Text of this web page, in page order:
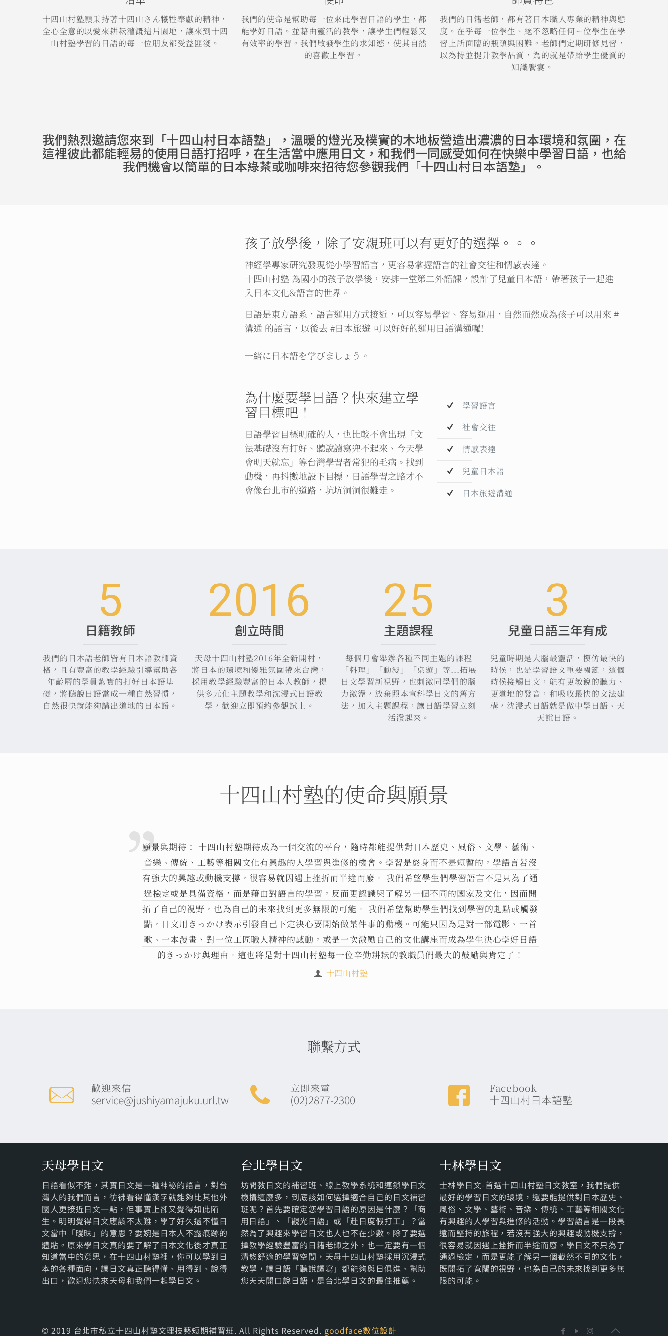
十四山村塾願秉持著十四山さん犧牲奉獻的精神，
全心全意的以愛來耕耘灌溉這片園地，讓來到十四
山村塾學習的日語的每一位朋友都受益匪淺。
我們的使命是幫助每一位來此學習日語的學生，都
能學好日語。並藉由靈活的教學，讓學生們輕鬆又
有效率的學習。我們啟發學生的求知慾，使其自然
的喜歡上學習。
我們的日籍老師，都有著日本職人專業的精神與態
度。在乎每一位學生、絕不忽略任何ㄧ位學生在學
習上所面臨的瓶頸與困難。老師們定期研修見習，
以為持並提升教學品質，為的就是帶給學生優質的
知識饗宴。
我們熱烈邀請您來到「十四山村日本語塾」，溫暖的燈光及樸實的木地板營造出濃濃的日本環境和氛圍，在
這裡彼此都能輕易的使用日語打招呼，在生活當中應用日文，和我們一同感受如何在快樂中學習日語，也給
我們機會以簡單的日本綠茶或咖啡來招待您參觀我們「十四山村日本語塾」。
孩子放學後，除了安親班可以有更好的選擇。。。
神經學專家研究發現從小學習語言，更容易掌握語言的社會交往和情感表達。
十四山村塾 為國小的孩子放學後，安排一堂第二外語課，設計了兒童日本語，帶著孩子一起進
入日本文化&語言的世界。
日語是東方語系，語言運用方式接近，可以容易學習、容易運用，自然而然成為孩子可以用來 #
溝通 的語言，以後去 #日本旅遊 可以好好的運用日語溝通囉!
一緒に日本語を学びましょう。
為什麼要學日語？快來建立學
習目標吧！
日語學習目標明確的人，也比較不會出現「文
法基礎沒有打好、聽說讀寫兜不起來、今天學
會明天就忘」等台灣學習者常犯的毛病。找到
動機，再抖擻地設下目標，日語學習之路才不
會像台北市的道路，坑坑洞洞很難走。
學習語言
社會交往
情感表達
兒童日本語
日本旅遊溝通
5
日籍教師
我們的日本語老師皆有日本語教師資
格，且有豐富的教學經驗引導幫助各
年齡層的學員紮實的打好日本語基
礎，將聽說日語當成一種自然習慣，
自然很快就能夠講出道地的日本語。
2016
創立時間
天母十四山村塾2016年全新開村，
將日本的環境和優雅氛圍帶來台灣，
採用教學經驗豐富的日本人教師，提
供多元化主題教學和沈浸式日語教
學，歡迎立即預約參觀試上。
25
主題課程
每個月會舉辦各種不同主題的課程
「料理」「動漫」「桌遊」等...拓展
日文學習新視野，也刺激同學們的腦
力激盪，放棄照本宣科學日文的舊方
法，加入主題課程，讓日語學習立刻
活潑起來。
3
兒童日語三年有成
兒童時期是大腦最靈活，模仿最快的
時候，也是學習語文重要關鍵，這個
時候接觸日文，能有更敏銳的聽力、
更道地的發音，和吸收最快的文法建
構，沈浸式日語就是做中學日語、天
天說日語。
十四山村塾的使命與願景
願景與期待： 十四山村塾期待成為一個交流的平台，隨時都能提供對日本歷史、風俗、文學、藝術、
音樂、傳統、工藝等相關文化有興趣的人學習與進修的機會。學習是終身而不是短暫的，學語言若沒
有強大的興趣或動機支撐，很容易就因遇上挫折而半途而廢。 我們希望學生們學習語言不是只為了通
過檢定或是具備資格，而是藉由對語言的學習，反而更認識與了解另一個不同的國家及文化，因而開
拓了自己的視野，也為自己的未來找到更多無限的可能。 我們希望幫助學生們找到學習的起點或觸發
點，日文用きっかけ表示引發自己下定決心要開始做某件事的動機。可能只因為是對一部電影、一首
歌、一本漫畫、對一位工匠職人精神的感動，或是一次激勵自己的文化講座而成為學生決心學好日語
的きっかけ與理由。這也將是對十四山村塾每一位辛勤耕耘的教職員們最大的鼓勵與肯定了！
十四山村塾
聯繫方式
歡迎來信
service@jushiyamajuku.url.tw
立即來電
(02)2877-2300
Facebook
十四山村日本語塾
天母學日文
日語看似不難，其實日文是一種神秘的語言，對台
灣人的我們而言，彷彿看得懂漢字就能夠比其他外
國人更接近日文一點，但事實上卻又覺得如此陌
生。明明覺得日文應該不太難，學了好久還不懂日
文當中「曖昧」的意思？委婉是日本人不露痕跡的
體貼。原來學日文真的要了解了日本文化後才真正
知道當中的意思，在十四山村塾裡，你可以學到日
本的各種面向，讓日文真正聽得懂、用得到、說得
出口，歡迎您快來天母和我們一起學日文。
台北學日文
坊間教日文的補習班、線上教學系統和連鎖學日文
機構這麼多，到底該如何選擇適合自己的日文補習
班呢？首先要確定您學習日語的原因是什麼？「商
用日語」、「觀光日語」或「赴日度假打工」？當
然為了興趣來學習日文也人也不在少數。除了要選
擇教學經驗豐富的日籍老師之外，也一定要有一個
清悠舒適的學習空間，天母十四山村塾採用沉浸式
教學，讓日語「聽說讀寫」都能夠與日俱進、幫助
您天天開口說日語，是台北學日文的最佳推薦。
士林學日文
士林學日文-首選十四山村塾日文教室，我們提供
最好的學習日文的環境，還要能提供對日本歷史、
風俗、文學、藝術、音樂、傳統、工藝等相關文化
有興趣的人學習與進修的活動。學習語言是一段長
遠而堅持的旅程，若沒有強大的興趣或動機支撐，
很容易就因遇上挫折而半途而廢。學日文不只為了
通過檢定，而是更能了解另一個截然不同的文化，
既開拓了寬闊的視野，也為自己的未來找到更多無
限的可能。
© 2019 台北市私立十四山村塾文理技藝短期補習班. All Rights Reserved. goodface數位設計